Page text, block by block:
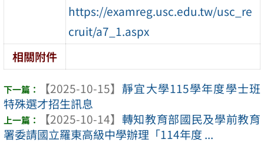
https://examreg.usc.edu.tw/usc_re
cruit/a7_1.aspx
相關附件
【2025-10-15】 靜宜大學115學年度學士班
特殊選才招生訊息
【2025-10-14】 轉知教育部國民及學前教育
署委請國立羅東高級中學辦理「114年度 ...